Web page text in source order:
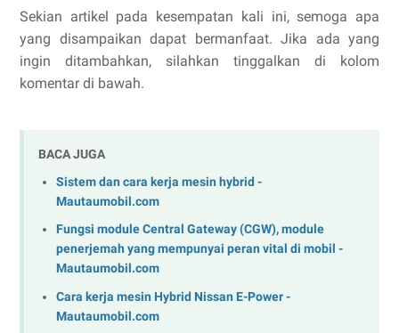
Sekian artikel pada kesempatan kali ini, semoga apa
yang disampaikan dapat bermanfaat. Jika ada yang
ingin ditambahkan, silahkan tinggalkan di kolom
komentar di bawah.
BACA JUGA
Sistem dan cara kerja mesin hybrid -
Mautaumobil.com
Fungsi module Central Gateway (CGW), module
penerjemah yang mempunyai peran vital di mobil -
Mautaumobil.com
Cara kerja mesin Hybrid Nissan E-Power -
Mautaumobil.com